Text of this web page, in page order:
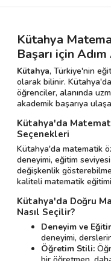
Kütahya
Başarı için Adım
Kütahya, Türkiye'nin
olarak bilinir.
öğrenciler, alanında
akademik başarıya
Kütahya'da
Seçenekleri
Kütahya'da matematik
deneyimi, eğitim
değişkenlik
kaliteli matematik
Kütahya'da Doğru
Nasıl Seçilir?
Deneyim ve
deneyimi,
Öğretim Stili: